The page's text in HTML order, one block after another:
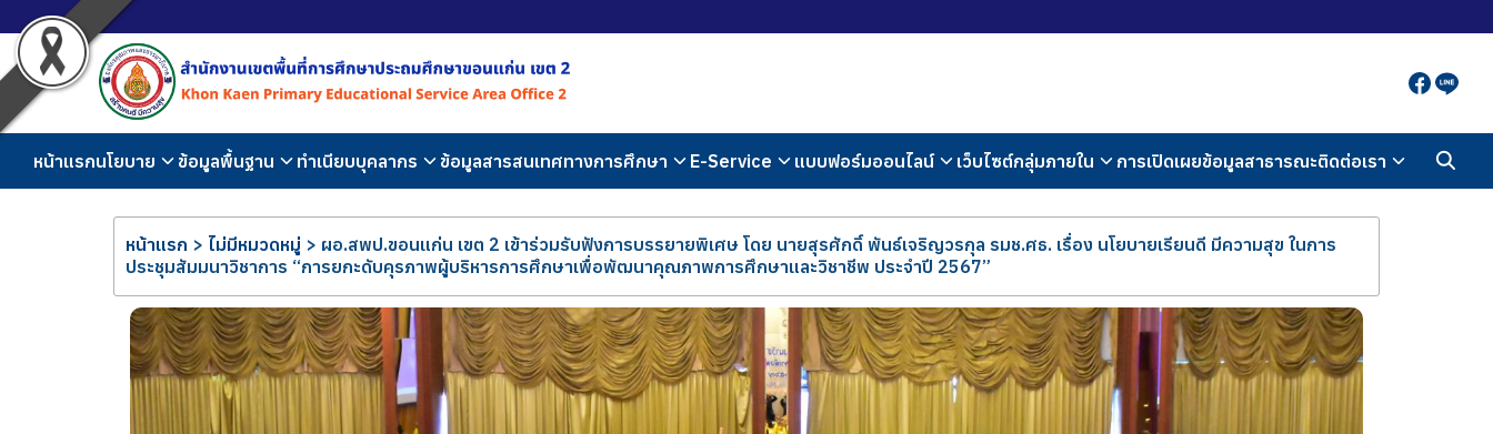
หน้าแรกนโยบาย ข้อมูลพื้นฐาน ทำเนียบบุคลากร ข้อมูลสารสนเทศทางการศึกษา E-Service แบบฟอร์มออนไลน์ เว็บไซต์กลุ่มภายใน การเปิดเผยข้อมูลสาธารณะติดต่อเรา
หน้าแรก > ไม่มีหมวดหมู่ > ผอ.สพป.ขอนแก่น เขต 2 เข้าร่วมรับฟังการบรรยายพิเศษ โดย นายสุรศักดิ์ พันธ์เจริญวรกุล รมช.ศธ. เรื่อง นโยบายเรียนดี มีความสุข ในการ
ประชุมสัมมนาวิชาการ “การยกะดับคุรภาพผู้บริหารการศึกษาเพื่อพัฒนาคุณภาพการศึกษาและวิชาชีพ ประจำปี 2567”